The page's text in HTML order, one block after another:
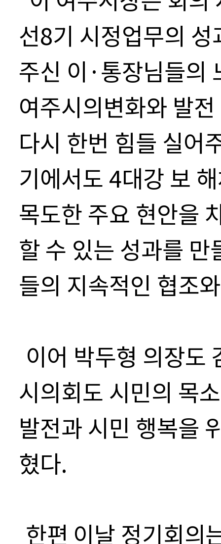
선8기 시정업무의 성
주신 이 ·통장님들의
여주시의변화와 발
다시 한번 힘들 실어
기에서도 4대강 보
목도한 주요 현안을
할 수 있는 성과를 만
들의 지속적인 협조
이어 박두형 의장도
시의회도 시민의 목
발전과 시민 행복을
혔다.
한편 이날 정기회의